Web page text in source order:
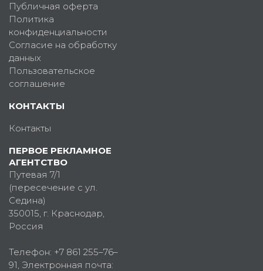
Публичная оферта
Политика
конфиденциальности
Согласие на обработку
данных
Пользовательское
соглашение
КОНТАКТЫ
Контакты
ПЕРВОЕ РЕКЛАМНОЕ
АГЕНТСТВО
Путевая 7/1
(пересечение с ул.
Седина)
350015, г. Краснодар,
Россия
Телефон: +7 861 255–76–
91, Электронная почта: